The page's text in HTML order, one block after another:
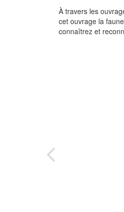
À travers les
cet ouvrage la
connaîtrez et